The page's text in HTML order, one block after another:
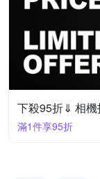
下殺95折⇓ 相機
滿1件享95折